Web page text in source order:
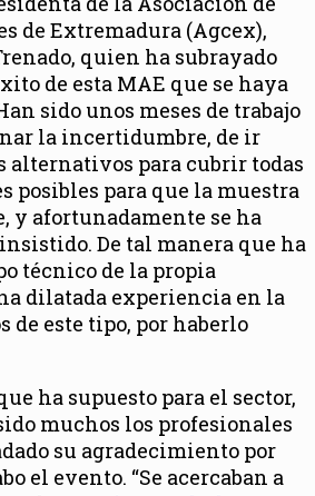
de Extremadura (Agcex),
quien ha subrayado
de esta MAE que se haya
sido unos meses de trabajo
la incertidumbre, de ir
alternativos para cubrir todas
posibles para que la muestra
y afortunadamente se ha
De tal manera que ha
técnico de la propia
dilatada experiencia en la
de este tipo, por haberlo
ha supuesto para el sector,
muchos los profesionales
su agradecimiento por
el evento. “Se acercaban a